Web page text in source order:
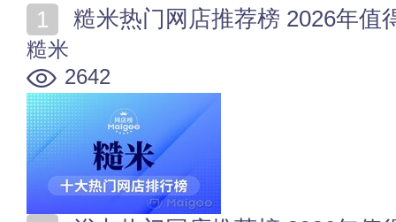
糙米热门网店推荐榜 2026年值
糙米
2642